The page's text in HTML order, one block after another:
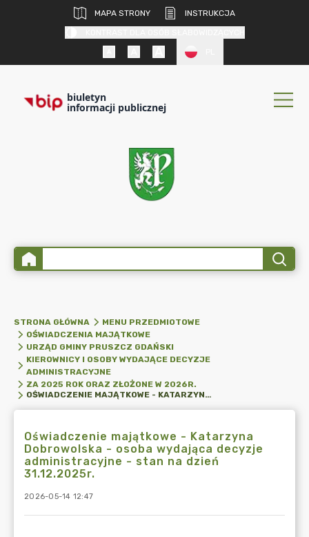
MAPA STRONY
INSTRUKCJA
biuletyn
informacji publicznej
STRONA GŁÓWNA
MENU PRZEDMIOTOWE
OŚWIADCZENIA MAJĄTKOWE
URZĄD GMINY PRUSZCZ GDAŃSKI
KIEROWNICY I OSOBY WYDAJĄCE DECYZJE
ADMINISTRACYJNE
ZA 2025 ROK ORAZ ZŁOŻONE W 2026R.
OŚWIADCZENIE MAJĄTKOWE - KATARZYNA DOBROWOLSKA - OSOBA WYDAJĄCA DECYZJE ADMINISTRACYJNE - STAN NA DZIEŃ 31.12.2025R.
Oświadczenie majątkowe - Katarzyna
Dobrowolska - osoba wydająca decyzje
administracyjne - stan na dzień
31.12.2025r.
2026-05-14 12:47